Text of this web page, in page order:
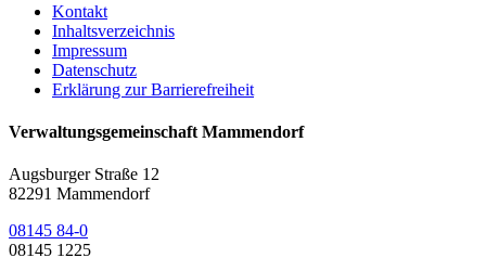
Kontakt
Inhaltsverzeichnis
Impressum
Datenschutz
Erklärung zur Barrierefreiheit
Verwaltungsgemeinschaft Mammendorf
Augsburger Straße 12
82291 Mammendorf
08145 84-0
08145 1225